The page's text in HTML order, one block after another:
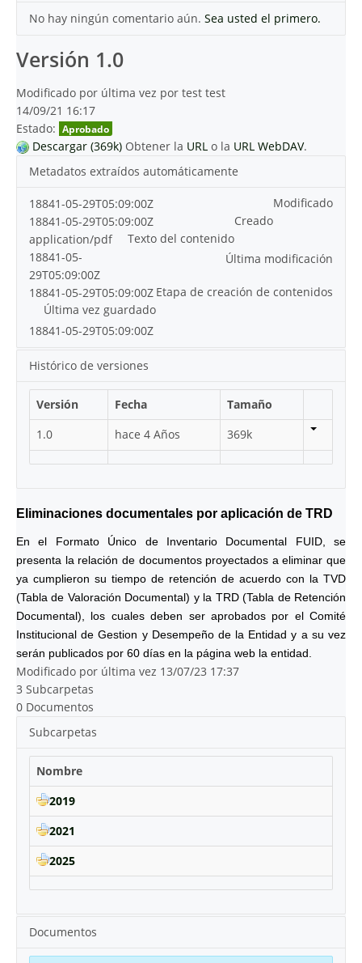
No hay ningún comentario aún. Sea usted el primero.
Versión 1.0
Modificado por última vez por test test
14/09/21 16:17
Estado: Aprobado
Descargar (369k) Obtener la URL o la URL WebDAV.
Metadatos extraídos automáticamente
Modificado
18841-05-29T05:09:00Z
Creado
18841-05-29T05:09:00Z
Texto del contenido
application/pdf
Última modificación
18841-05-
29T05:09:00Z
Etapa de creación de contenidos
18841-05-29T05:09:00Z
Última vez guardado
18841-05-29T05:09:00Z
Histórico de versiones
Versión Fecha
Tamaño
1.0
hace 4 Años 369k
Eliminaciones documentales por aplicación de TRD
En el Formato Único de Inventario Documental FUID, se
presenta la relación de documentos proyectados a eliminar que
ya cumplieron su tiempo de retención de acuerdo con la TVD
(Tabla de Valoración Documental) y la TRD (Tabla de Retención
Documental), los cuales deben ser aprobados por el Comité
Institucional de Gestion y Desempeño de la Entidad y a su vez
serán publicados por 60 días en la página web la entidad.
Modificado por última vez 13/07/23 17:37
3 Subcarpetas
0 Documentos
Subcarpetas
Nombre
2019
2021
2025
Documentos